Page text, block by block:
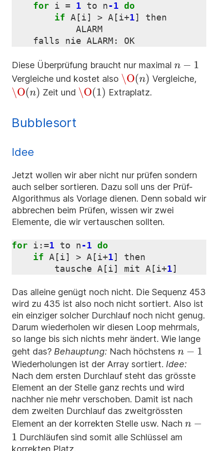
for i = 1 to n-1 do
if A [i] > A [i+1]
then
ALARM
falls
nie ALARM : OK
Diese Überprüfung braucht nur maximal n-
1
n − 1
Vergleiche und kostet also \O(n)
\O(n) Vergleiche,
\O(n) Zeit und \O(1)
\O(1) Extraplatz.
Bubblesort
Idee
Jetzt wollen wir aber nicht nur prüfen sondern
auch selber sortieren. Dazu soll uns der Prüf-
Algorithmus als Vorlage dienen. Denn sobald wir
abbrechen beim Prüfen, wissen wir zwei
Elemente, die wir vertauschen sollten.
for i :=1 to n-1 do
if A [i] > A [i+1]
then
tausche A [i] mit A [i+1]
Das alleine genügt noch nicht. Die Sequenz 453
wird zu 435 ist also noch nicht sortiert. Also ist
ein einziger solcher Durchlauf noch nicht genug.
Darum wiederholen wir diesen Loop mehrmals,
so lange bis sich nichts mehr ändert. Wie lange
geht das? Behauptung: Nach höchstens n-
1
n − 1
Wiederholungen ist der Array sortiert. Idee:
Nach dem ersten Durchlauf steht das grösste
Element an der Stelle ganz rechts und wird
nachher nie mehr verschoben. Damit ist nach
dem zweiten Durchlauf das zweitgrössten
Element an der korrekten Stelle usw. Nach n-
n −
1 Durchläufen sind somit alle Schlüssel am
korrekten Platz.